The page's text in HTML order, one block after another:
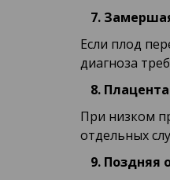
Если плод
диагноза
При низком
отдельных
Поздняя